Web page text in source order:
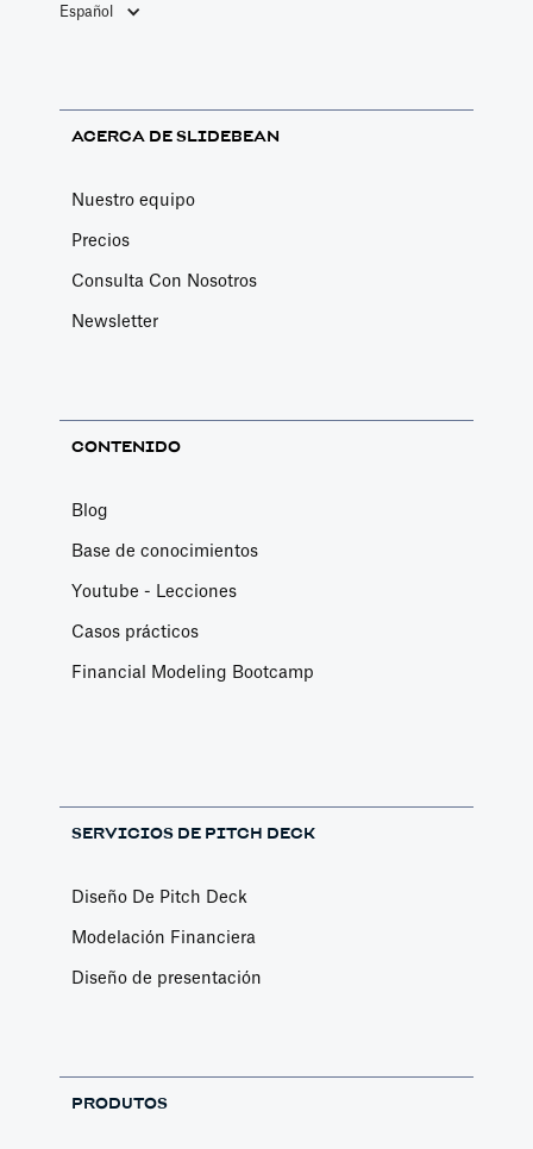
Español
ACERCA DE SLIDEBEAN
Nuestro equipo
Precios
Consulta Con Nosotros
Newsletter
CONTENIDO
Blog
Base de conocimientos
Youtube - Lecciones
Casos prácticos
Financial Modeling Bootcamp
SERVICIOS DE PITCH DECK
Diseño De Pitch Deck
Modelación Financiera
Diseño de presentación
PRODUTOS